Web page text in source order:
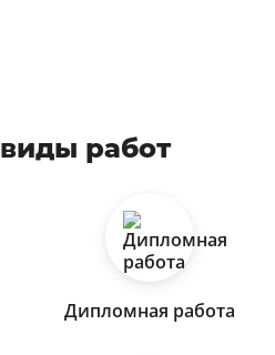
работ
Дипломная работа